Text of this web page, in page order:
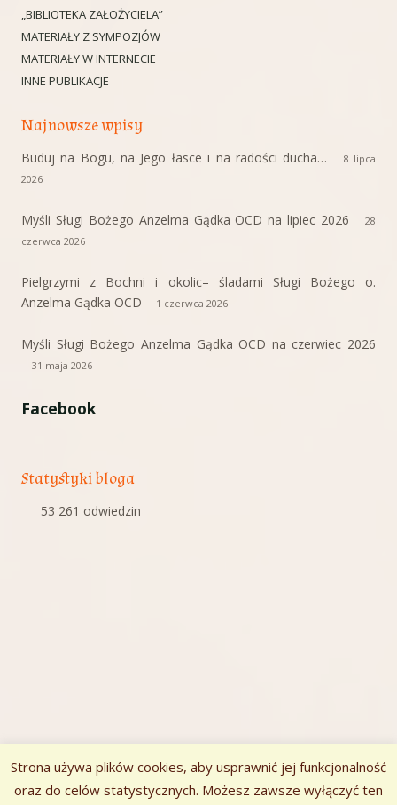
„BIBLIOTEKA ZAŁOŻYCIELA”
MATERIAŁY Z SYMPOZJÓW
MATERIAŁY W INTERNECIE
INNE PUBLIKACJE
Najnowsze wpisy
Buduj na Bogu, na Jego łasce i na radości ducha…
8 lipca
2026
Myśli Sługi Bożego Anzelma Gądka OCD na lipiec 2026
28
czerwca 2026
Pielgrzymi z Bochni i okolic– śladami Sługi Bożego o.
Anzelma Gądka OCD
1 czerwca 2026
Myśli Sługi Bożego Anzelma Gądka OCD na czerwiec 2026
31 maja 2026
Facebook
Statystyki bloga
53 261 odwiedzin
Strona używa plików cookies, aby usprawnić jej funkcjonalność
oraz do celów statystycznych. Możesz zawsze wyłączyć ten